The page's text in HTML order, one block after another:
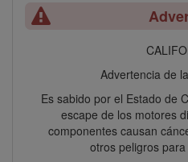
Advertencia de
Es sabido por el Estado de
escape de los motores
componentes causan
otros peligros